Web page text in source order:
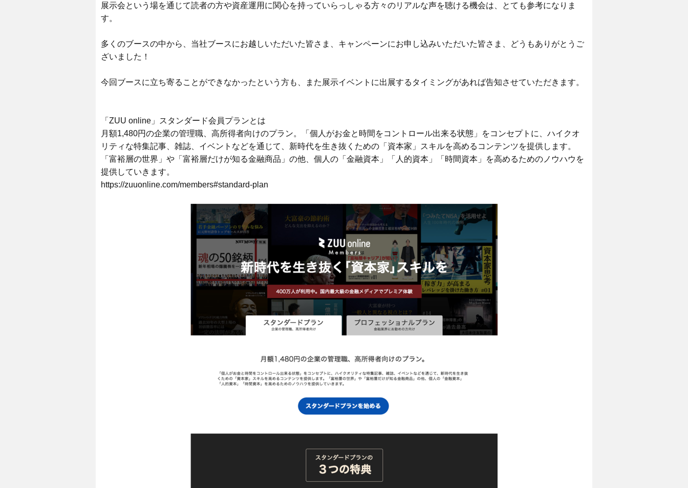
展示会という場を通じて読者の方や資産運用に関心を持っていらっしゃる方々のリアルな声を聴ける機会は、とても参考になりま
す。
多くのブースの中から、当社ブースにお越しいただいた皆さま、キャンペーンにお申し込みいただいた皆さま、どうもありがとうご
ざいました！
今回ブースに立ち寄ることができなかったという方も、また展示イベントに出展するタイミングがあれば告知させていただきます。
「ZUU online」スタンダード会員プランとは
月額1,480円の企業の管理職、高所得者向けのプラン。「個人がお金と時間をコントロール出来る状態」をコンセプトに、ハイクオ
リティな特集記事、雑誌、イベントなどを通じて、新時代を生き抜くための「資本家」スキルを高めるコンテンツを提供します。
「富裕層の世界」や「富裕層だけが知る金融商品」の他、個人の「金融資本」「人的資本」「時間資本」を高めるためのノウハウを
提供していきます。
https://zuuonline.com/members#standard-plan